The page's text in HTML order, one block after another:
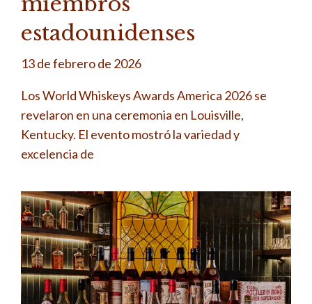
estadounidenses
13 de febrero de 2026
Los World Whiskeys Awards America 2026 se
revelaron en una ceremonia en Louisville,
Kentucky. El evento mostró la variedad y
excelencia de